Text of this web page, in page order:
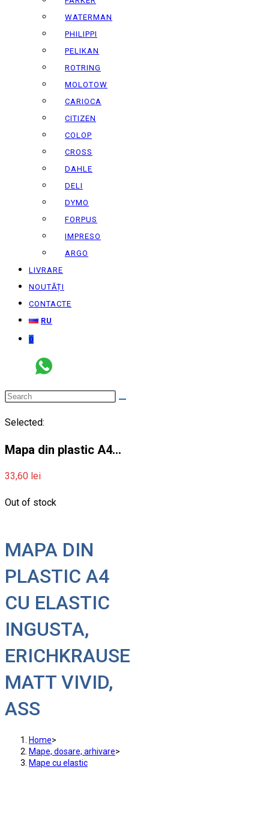
WATERMAN
PHILIPPI
PELIKAN
ROTRING
MOLOTOW
CARIOCA
CITIZEN
COLOP
CROSS
DAHLE
DELI
DYMO
FORPUS
IMPRESO
ARGO
LIVRARE
NOUTĂȚI
CONTACTE
RU
0
Selected:
Mapa din plastic A4…
33,60 lei
Out of stock
MAPA DIN
PLASTIC A4
CU ELASTIC
INGUSTA,
ERICHKRAUSE
MATT VIVID,
ASS
Home>
Mape, dosare, arhivare>
Mape cu elastic